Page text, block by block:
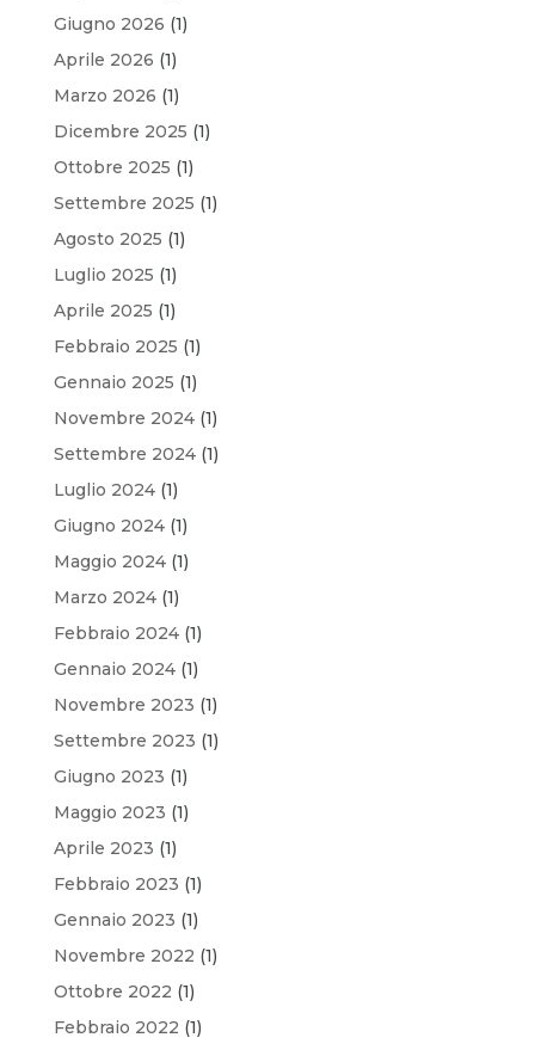
Giugno 2026 (1)
Aprile 2026 (1)
Marzo 2026 (1)
Dicembre 2025 (1)
Ottobre 2025 (1)
Settembre 2025 (1)
Agosto 2025 (1)
Luglio 2025 (1)
Aprile 2025 (1)
Febbraio 2025 (1)
Gennaio 2025 (1)
Novembre 2024(1)
Settembre 2024(1)
Luglio 2024(1)
Giugno 2024(1)
Maggio 2024(1)
Marzo 2024(1)
Febbraio 2024(1)
Gennaio 2024(1)
Novembre 2023 (1)
Settembre 2023 (1)
Giugno 2023 (1)
Maggio 2023 (1)
Aprile 2023 (1)
Febbraio 2023 (1)
Gennaio 2023 (1)
Novembre 2022 (1)
Ottobre 2022 (1)
Febbraio 2022 (1)